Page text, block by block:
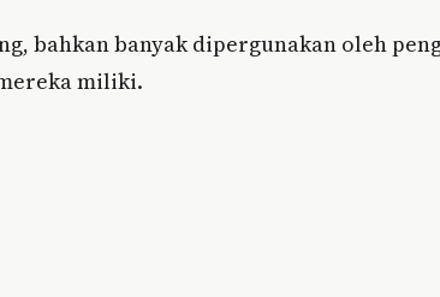
bahkan banyak dipergunakan oleh
miliki.